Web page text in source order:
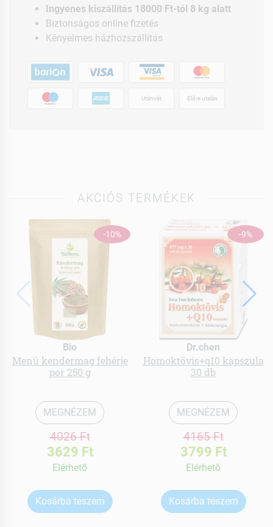
Ingyenes kiszállítás 18000 Ft-tól 8 kg alatt
Biztonságos online fizetés
Kényelmes házhozszállítás
Utánvét Előre utalás
AKCIÓS TERMÉKEK
-10%
Bio
Menü kendermag fehérje
por 250 g
MEGNÉZEM
4026 Ft
3629 Ft
Elérhetõ
Kosárba teszem
-9%
Dr.chen
Homoktövis+q10 kapszula
30 db
MEGNÉZEM
4165 Ft
3799 Ft
Elérhetõ
Kosárba teszem